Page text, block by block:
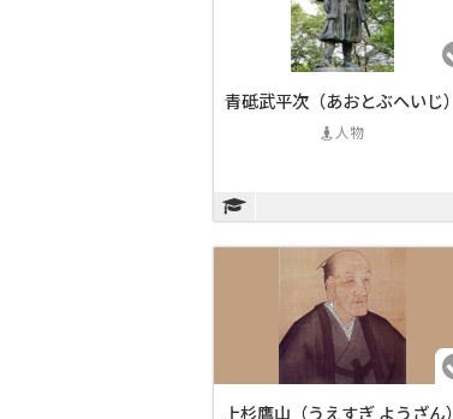
青砥武平次（あおとぶへいじ）
人物
上杉鷹山（うえすぎ ようざん）